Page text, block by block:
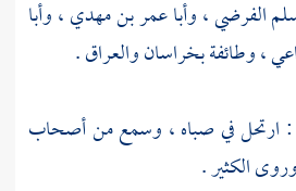
الفرضي،وأبا عمر بن مهدي،وأبا
، وطائفةبخراسانوالعراق.
: ارتحل في صباه ، وسمع من أصحاب
الكثير .